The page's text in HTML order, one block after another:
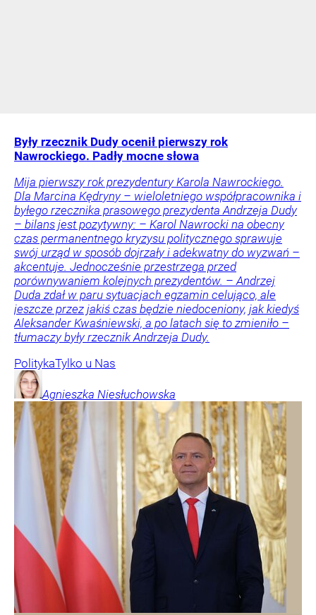
Były rzecznik Dudy ocenił pierwszy rok
Nawrockiego. Padły mocne słowa
Mija pierwszy rok prezydentury Karola Nawrockiego.
Dla Marcina Kędryny – wieloletniego współpracownika i
byłego rzecznika prasowego prezydenta Andrzeja Dudy
– bilans jest pozytywny: – Karol Nawrocki na obecny
czas permanentnego kryzysu politycznego sprawuje
swój urząd w sposób dojrzały i adekwatny do wyzwań –
akcentuje. Jednocześnie przestrzega przed
porównywaniem kolejnych prezydentów. – Andrzej
Duda zdał w paru sytuacjach egzamin celująco, ale
jeszcze przez jakiś czas będzie niedoceniony, jak kiedyś
Aleksander Kwaśniewski, a po latach się to zmieniło –
tłumaczy były rzecznik Andrzeja Dudy.
PolitykaTylko u Nas
Agnieszka Niesłuchowska